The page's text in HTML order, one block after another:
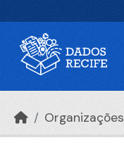
Organizações